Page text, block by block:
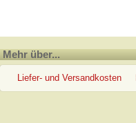
Mehr über...
Liefer- und Versandkosten